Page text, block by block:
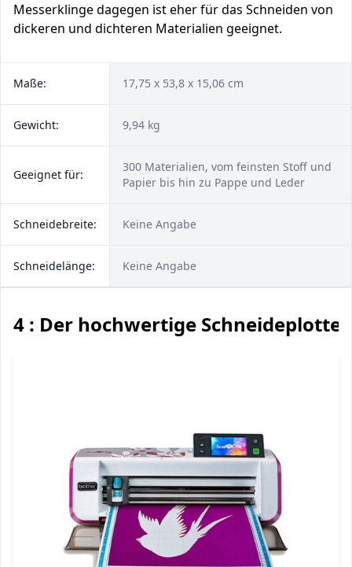
Messerklinge dagegen ist eher für das Schneiden von
dickeren und dichteren Materialien geeignet.
Maße: ‎17,75 x 53,8 x 15,06 cm
Gewicht: 9,94 kg
Geeignet für:
300 Materialien, vom feinsten Stoff und
Papier bis hin zu Pappe und Leder
Schneidebreite: Keine Angabe
Schneidelänge: Keine Angabe
4 : Der hochwertige Schneideplotter